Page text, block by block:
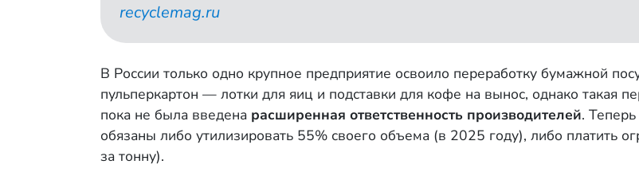
recyclemag.ru
В России только одно крупное предприятие освоило переработку бумажной
пульперкартон — лотки для яиц и подставки для кофе на вынос, однако такая
пока не была введена расширенная ответственность производителей.
обязаны либо утилизировать 55% своего объема (в 2025 году), либо платить
за тонну).